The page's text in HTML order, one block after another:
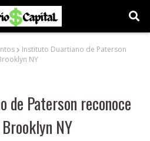
Instituto Duartiano de Paterson
NY
Paterson reconoce
NY